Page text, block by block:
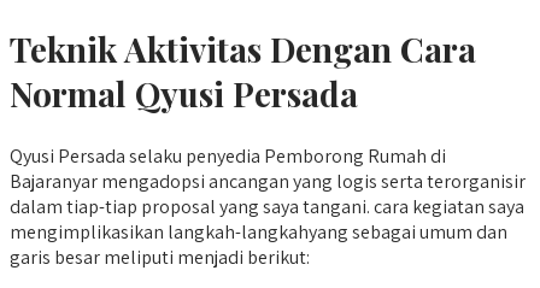
Teknik Aktivitas Dengan Cara
Normal Qyusi Persada
Qyusi Persada selaku penyedia Pemborong Rumah di
Bajaranyar mengadopsi ancangan yang logis serta terorganisir
dalam tiap-tiap proposal yang saya tangani. cara kegiatan saya
mengimplikasikan langkah-langkahyang sebagai umum dan
garis besar meliputi menjadi berikut: